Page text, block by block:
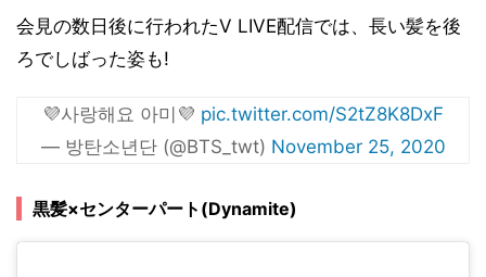
会見の数日後に行われたV LIVE配信では、長い髪を後
ろでしばった姿も!
💜사랑해요 아미💜 pic.twitter.com/S2tZ8K8DxF
— 방탄소년단 (@BTS_twt) November 25, 2020
黒髪×センターパート(Dynamite)